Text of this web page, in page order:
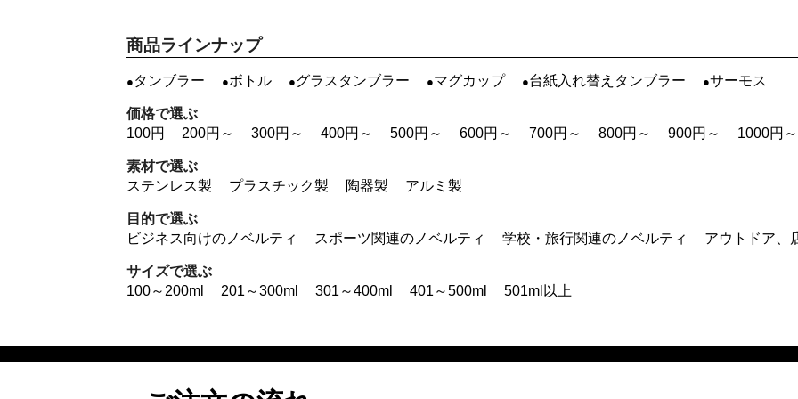
商品ラインナップ
タンブラー ボトル グラスタンブラー マグカップ 台紙入れ替えタンブラー サーモス
価格で選ぶ
100円
200円～ 300円～ 400円～ 500円～ 600円～ 700円～ 800円～ 900円～ 1000円～
素材で選ぶ
ステンレス製
プラスチック製 陶器製 アルミ製
目的で選ぶ
ビジネス向けのノベルティ
スポーツ関連のノベルティ 学校・旅行関連のノベルティ アウトドア、
サイズで選ぶ
100～200ml
201～300ml 301～400ml 401～500ml 501ml以上